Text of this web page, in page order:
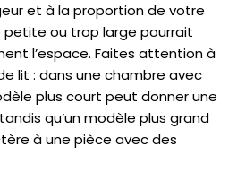
et à la proportion de votre
ou trop large pourrait
l’espace. Faites attention à
lit : dans une chambre avec
plus court peut donner une
qu’un modèle plus grand
à une pièce avec des